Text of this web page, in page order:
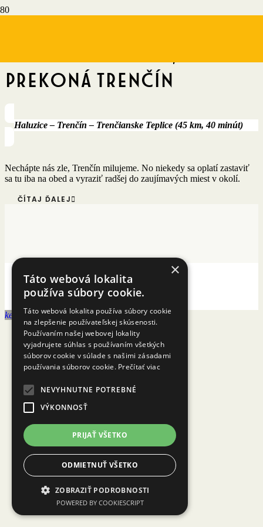
prekoná Trenčín
Haluzice – Trenčín – Trenčianske Teplice (45 km, 40 minút)
Nechápte nás zle, Trenčín milujeme. No niekedy sa oplatí zastaviť
sa tu iba na obed a vyraziť radšej do zaujímavých miest v okolí.
ČÍTAJ ĎALEJ
Cookies
keyboard_arrow_up
×
Táto webová lokalita
používa súbory cookie.
Táto webová lokalita používa súbory cookie
na zlepšenie používateľskej skúsenosti.
Používaním našej webovej lokality
vyjadrujete súhlas s používaním všetkých
súborov cookie v súlade s našimi zásadami
používania súborov cookie. Prečítať viac
NEVYHNUTNE POTREBNÉ
VÝKONNOSŤ
PRIJAŤ VŠETKO
ODMIETNUŤ VŠETKO
ZOBRAZIŤ PODROBNOSTI
POWERED BY COOKIESCRIPT